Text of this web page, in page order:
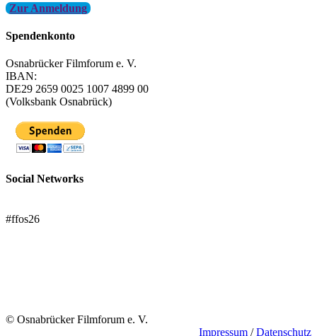
Zur Anmeldung
Spendenkonto
Osnabrücker Filmforum e. V.
IBAN:
DE29 2659 0025 1007 4899 00
(Volksbank Osnabrück)
Social Networks
#ffos26
© Osnabrücker Filmforum e. V.
Impressum /Datenschutz